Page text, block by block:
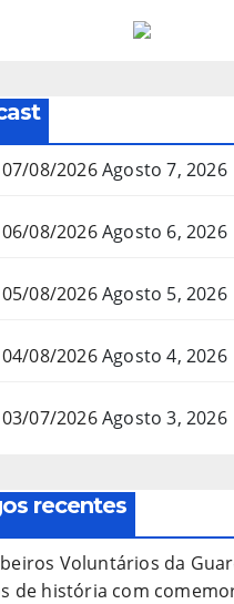
07/08/2026Agosto 7, 2026
06/08/2026Agosto 6, 2026
05/08/2026Agosto 5, 2026
04/08/2026Agosto 4, 2026
03/07/2026Agosto 3, 2026
recentes
Voluntários da
de história com